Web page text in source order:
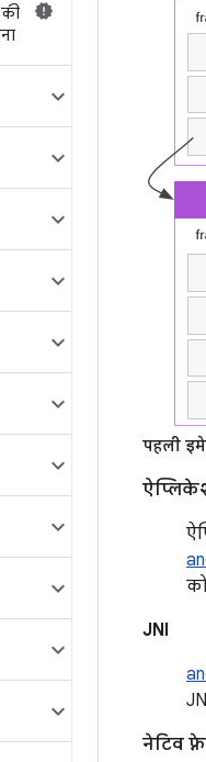
पहली
JNI
नेटिव